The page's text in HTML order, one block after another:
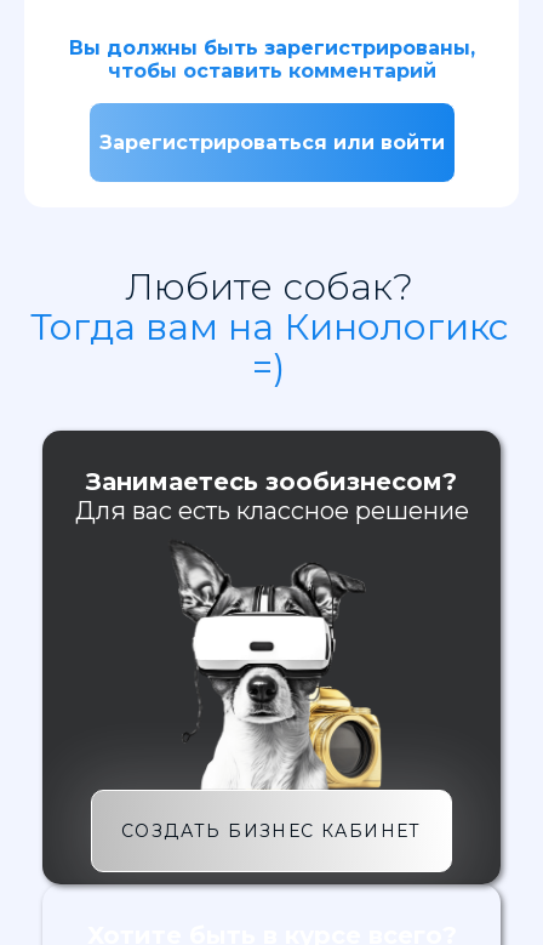
Вы должны быть зарегистрированы,
чтобы оставить комментарий
Зарегистрироваться или войти
Любите собак?
Тогда вам на Кинологикс
=)
Занимаетесь зообизнесом?
Для вас есть классное решение
СОЗДАТЬ БИЗНЕС КАБИНЕТ